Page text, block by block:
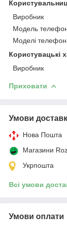
Виробник
Модель
Моделі
Користувацькi
Виробник
Приховати
Умови
Нова Пошта
Магазини
Укрпошта
Всі умови
Умови оплати